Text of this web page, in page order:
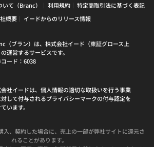
て（Branc）
利用規約
特定商取引法に基づく表記
概要
イードからのリリース情報
（ブラン）は、株式会社イード（東証グロース上
運営するサービスです。
ード：6038
社イードは、個人情報の適切な取扱いを行う事業
して付与されるプライバシーマークの付与認定を
います。
入、契約した場合に、売上の一部が弊社サイトに還元さ
れることがあります。